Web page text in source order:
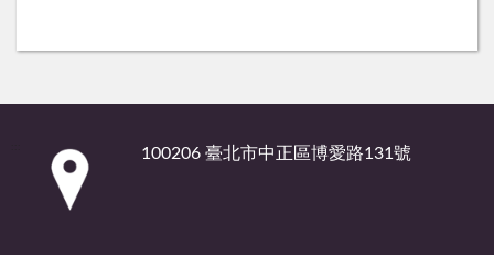
100206 臺北市中正區博愛路131號